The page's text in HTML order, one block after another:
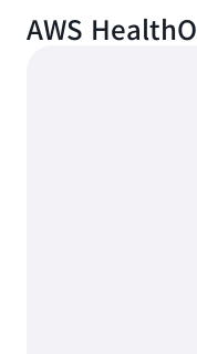
져옵니다. 참조 및
Element
치에 대한 알려진
별 메타데이터를
및 거버넌스를 정
AWS